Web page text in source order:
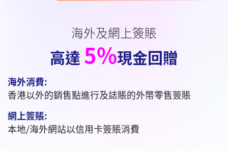
海外及網上簽賬
高達5%現金回贈
海外消費:
香港以外的銷售點進行及誌賬的外幣零售簽賬
網上簽賬:
本地/海外網站以信用卡簽賬消費